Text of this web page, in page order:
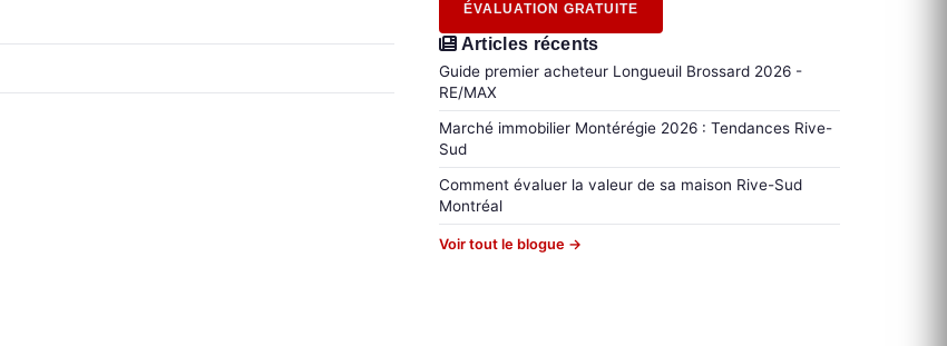
ÉVALUATION GRATUITE
Articles récents
Guide premier acheteur Longueuil Brossard 2026 -
RE/MAX
Marché immobilier Montérégie 2026 : Tendances Rive-
Sud
Comment évaluer la valeur de sa maison Rive-Sud
Montréal
Voir tout le blogue →